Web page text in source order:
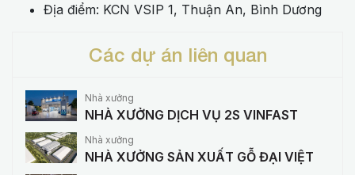
Địa điểm: KCN VSIP 1, Thuận An, Bình Dương
Các dự án liên quan
Nhà xưởng
NHÀ XƯỞNG DỊCH VỤ 2S VINFAST
Nhà xưởng
NHÀ XƯỞNG SẢN XUẤT GỖ ĐẠI VIỆT